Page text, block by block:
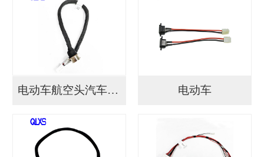
电动车航空头汽车连接... 电动车